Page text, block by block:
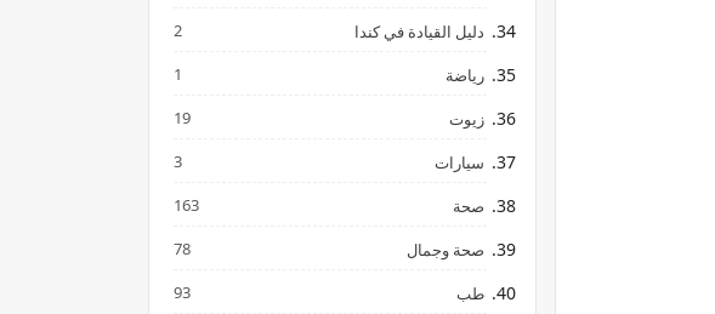
دليل القيادة في كندا 2
رياضة 1
زيوت 19
سيارات 3
صحة 163
صحة وجمال 78
طب 93